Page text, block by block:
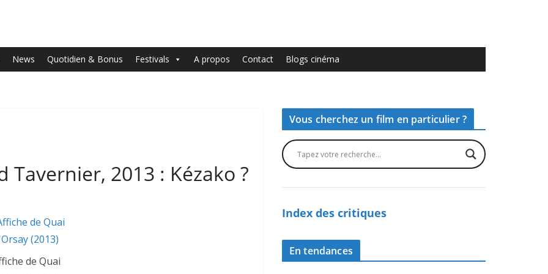
News Quotidien & Bonus Festivals A propos Contact Blogs cinéma
Tavernier, 2013 : Kézako ?
de Quai
Vous cherchez un film en particulier ?
Index des critiques
En tendances